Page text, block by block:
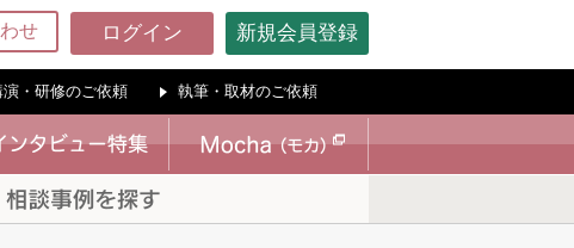
せ ログイン 新規会員登録
演・研修のご依頼 執筆・取材のご依頼